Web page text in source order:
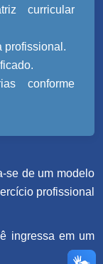
curricular
profissional.
conforme
se de um modelo
profissional
ingressa em um